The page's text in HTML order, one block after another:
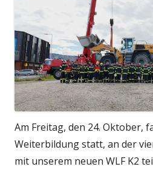
Am Freitag, den 24. Oktober,
Weiterbildung statt, an der
mit unserem neuen WLF K2